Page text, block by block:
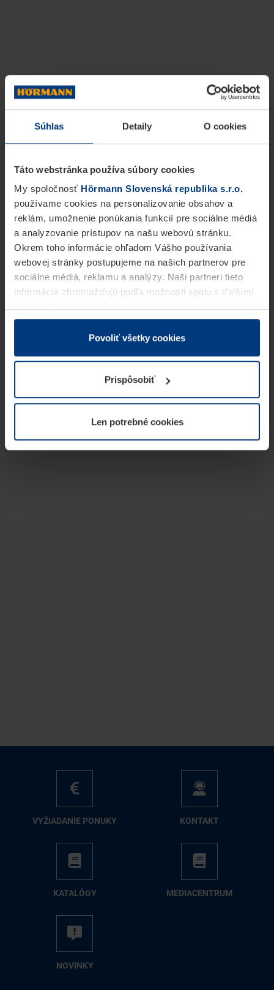
Súhlas Detaily O cookies
Táto webstránka používa súbory cookies
My spoločnosť Hörmann Slovenská republika s.r.o.
používame cookies na personalizovanie obsahov a
reklám, umožnenie ponúkania funkcií pre sociálne médiá
a analyzovanie prístupov na našu webovú stránku.
Okrem toho informácie ohľadom Vášho používania
webovej stránky postupujeme na našich partnerov pre
sociálne médiá, reklamu a analýzy. Naši partneri tieto
informácie zhromažďujú podľa možnosti spolu s ďalšími
v rámci Vášho využívania služieb.
Z právneho hľadiska môžeme cookies ukladať na Vašom
prevádzku tejto stránky. Pre všetky ostatné typy cookie
potrebujeme Vaše povolenie. Vaše povolenie môžete
kedykoľvek zmeniť alebo odvolať vo vysvetlení cookie
našej webovej stránky.
Povoliť všetky cookies
Prispôsobiť
Len potrebné cookies
VY­ŽIA­DA­NIE PO­NU­KY KON­TAKT
KA­TA­LÓ­GY ME­DIA­CEN­TRUM
NO­VIN­KY